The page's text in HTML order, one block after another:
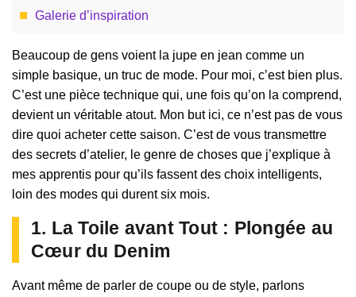
Galerie d’inspiration
Beaucoup de gens voient la jupe en jean comme un
simple basique, un truc de mode. Pour moi, c’est bien plus.
C’est une pièce technique qui, une fois qu’on la comprend,
devient un véritable atout. Mon but ici, ce n’est pas de vous
dire quoi acheter cette saison. C’est de vous transmettre
des secrets d’atelier, le genre de choses que j’explique à
mes apprentis pour qu’ils fassent des choix intelligents,
loin des modes qui durent six mois.
1. La Toile avant Tout : Plongée au
Cœur du Denim
Avant même de parler de coupe ou de style, parlons